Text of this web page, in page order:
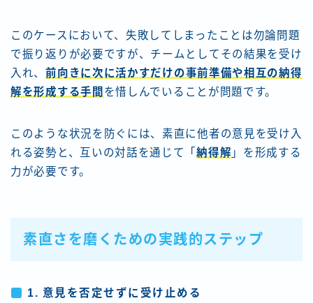
このケースにおいて、失敗してしまったことは勿論問題
で振り返りが必要ですが、チームとしてその結果を受け
入れ、前向きに次に活かすだけの事前準備や相互の納得
解を形成する手間 を惜しんでいることが問題です。
このような状況を防ぐには、素直に他者の意見を受け入
れる姿勢と、互いの対話を通じて「納得解 」を形成する
力が必要です。
素直さを磨くための実践的ステップ
1. 意見を否定せずに受け止める